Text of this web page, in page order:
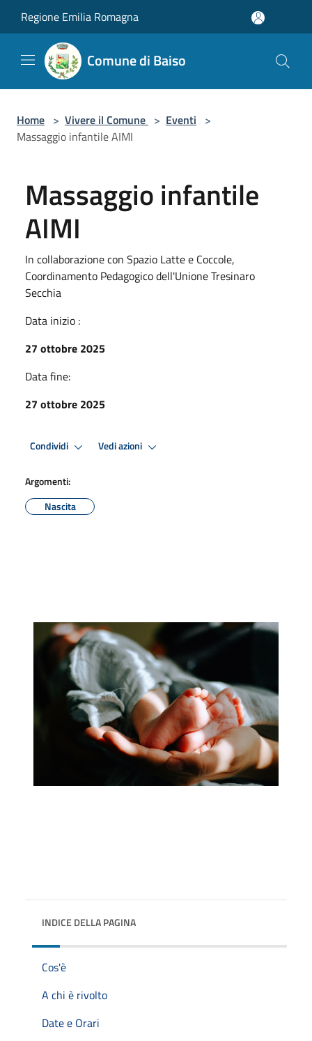
Regione Emilia Romagna
Comune di Baiso
Home > Vivere il Comune > Eventi >
Massaggio infantile AIMI
Massaggio infantile
AIMI
In collaborazione con Spazio Latte e Coccole,
Coordinamento Pedagogico dell'Unione Tresinaro
Secchia
Data inizio :
27 ottobre 2025
Data fine:
27 ottobre 2025
Condividi Vedi azioni
Argomenti:
Nascita
INDICE DELLA PAGINA
Cos'è
A chi è rivolto
Date e Orari